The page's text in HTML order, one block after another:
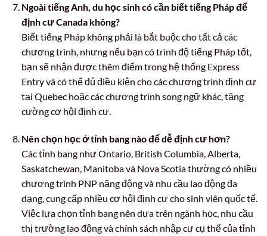
Ngoài tiếng Anh, du học sinh có cần biết tiếng Pháp để
định cư Canada không?
Biết tiếng Pháp không phải là bắt buộc cho tất cả các
chương trình, nhưng nếu bạn có trình độ tiếng Pháp tốt,
bạn sẽ nhận được thêm điểm trong hệ thống Express
Entry và có thể đủ điều kiện cho các chương trình định cư
tại Quebec hoặc các chương trình song ngữ khác, tăng
cường cơ hội định cư.
Nên chọn học ở tỉnh bang nào để dễ định cư hơn?
Các tỉnh bang như Ontario, British Columbia, Alberta,
Saskatchewan, Manitoba và Nova Scotia thường có nhiều
chương trình PNP năng động và nhu cầu lao động đa
dạng, cung cấp nhiều cơ hội định cư cho sinh viên quốc tế.
Việc lựa chọn tỉnh bang nên dựa trên ngành học, nhu cầu
thị trường lao động và chính sách nhập cư cụ thể của tỉnh